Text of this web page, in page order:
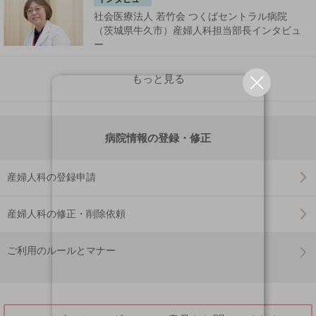
社会医療法人 若竹会 つくばセントラル病院
（茨城県牛久市）産婦人科担当部長インタビュ
ー
もっと見る
病院情報の登録・修正
産婦人科の登録申請
産婦人科の修正・削除依頼
ご利用のルールとマナー